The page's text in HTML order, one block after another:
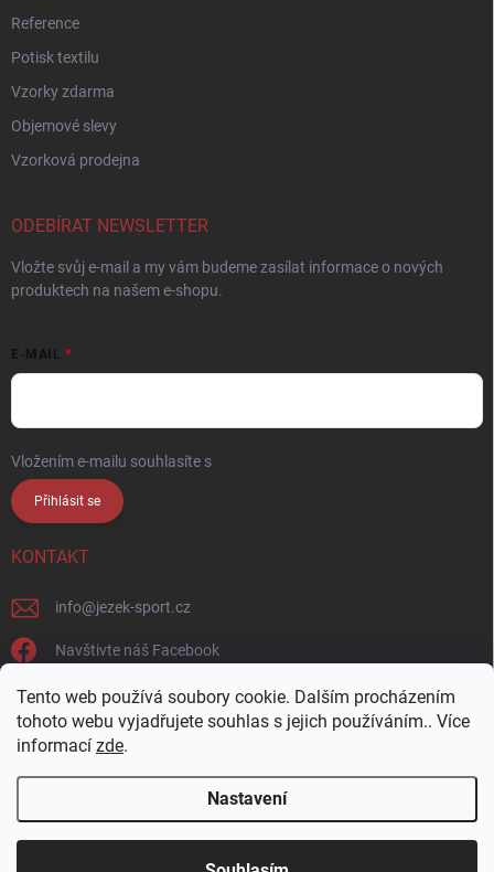
Tento web používá soubory cookie. Dalším procházením
tohoto webu vyjadřujete souhlas s jejich používáním.. Více
informací zde.
Nastavení
Přijďte si vybrat osobně! Široká nabídka materiálů a
Reference
Potisk textilu
Vzorky zdarma
Objemové slevy
Vzorková prodejna
ODEBÍRAT NEWSLETTER
Vložte svůj e-mail a my vám budeme zasílat informace o nových
produktech na našem e-shopu.
E-MAIL
Vložením e-mailu souhlasíte s
Přihlásit se
KONTAKT
info@jezek-sport.cz
Navštivte náš Facebook
jezek_sport_np/
Copyright 2026Ježek sport s.r.o.. Všechna práva vyhrazena.Upravit
nastavení cookies